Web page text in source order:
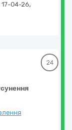
17-04-26,
24